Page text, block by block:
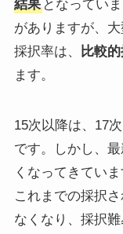
結果となってい
がありますが、
採択率は、
比較
ます。
15次以降は、17
です。しかし、
くなってきてい
これまでの採択
なくなり、採択